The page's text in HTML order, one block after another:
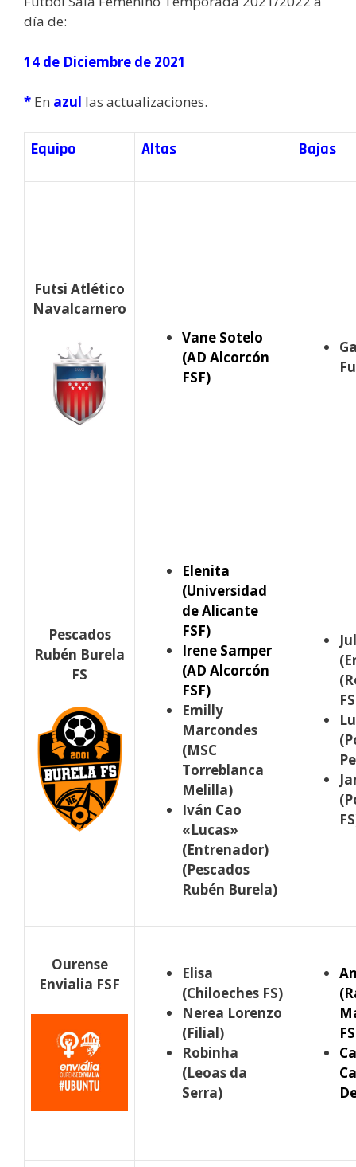
día de:
14 de Diciembre de 2021
* En azul las actualizaciones.
Equipo Altas Bajas
Futsi Atlético
Navalcarnero
Vane Sotelo
(AD Alcorcón
FSF)
Pescados
Rubén Burela
FS
Elenita
(Universidad
de Alicante
FSF)
Irene Samper
(AD Alcorcón
FSF)
Emilly
Marcondes
(MSC
Torreblanca
Melilla)
Iván Cao
«Lucas»
(Entrenador)
(Pescados
Rubén Burela)
Ourense
Envialia FSF
Elisa
(Chiloeches FS)
Nerea Lorenzo
(Filial)
Robinha
(Leoas da
Serra)